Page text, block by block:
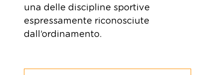
una delle discipline sportive
espressamente riconosciute
dall’ordinamento.